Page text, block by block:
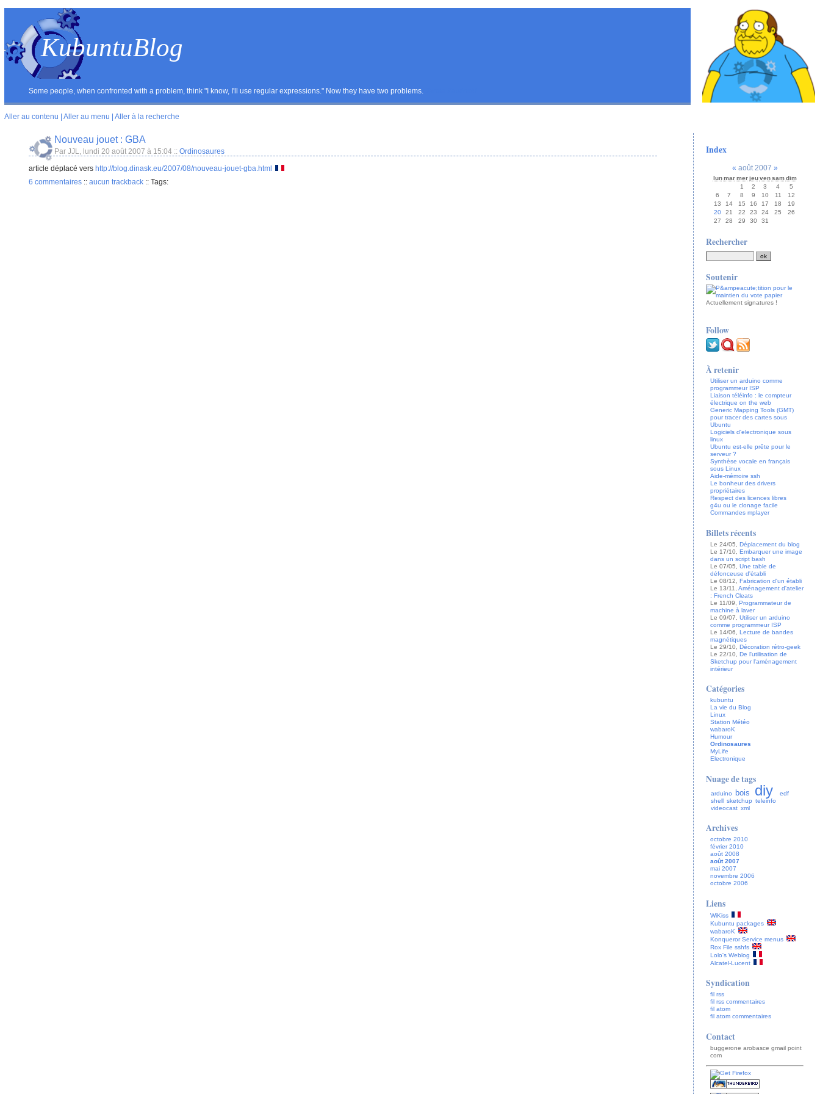
KubuntuBlog
Some people, when confronted with a problem, think "I know, I'll use regular expressions." Now they have two problems.
Aller au contenu Aller au menu Aller à la recherche
Nouveau jouet : GBA
Par JJL, lundi 20 août 2007 à 15:04 :: Ordinosaures
article déplacé vers http://blog.dinask.eu/2007/08/nouveau-jouet-gba.html
6 commentaires :: aucun trackback ::Tags:
Index
« août 2007 »
lun mar mer jeu ven sam dim
1
2 3 4
5
6
7 8 9 10 11
12
13
14 15 16 17 18
19
20
21 22 23 24 25
26
27
28 29 30 31
Rechercher
Soutenir
Actuellementsignatures !
Follow
À retenir
Utiliser un arduino comme
programmeur ISP
Liaison téléinfo : le compteur
électrique on the web
Generic Mapping Tools (GMT)
pour tracer des cartes sous
Ubuntu
Logiciels d'electronique sous
linux
Ubuntu est-elle prête pour le
serveur ?
Synthèse vocale en français
sous Linux
Aide-mémoire ssh
Le bonheur des drivers
propriétaires
Respect des licences libres
g4u ou le clonage facile
Commandes mplayer
Billets récents
Le 24/05,Déplacement du blog
Le 17/10,Embarquer une image
dans un script bash
Le 07/05,Une table de
défonceuse d'établi
Le 08/12,Fabrication d'un établi
Le 13/11,Aménagement d'atelier
: French Cleats
Le 11/09,Programmateur de
machine à laver
Le 09/07,Utiliser un arduino
comme programmeur ISP
Le 14/06,Lecture de bandes
magnétiques
Le 29/10,Décoration rétro-geek
Le 22/10,De l'utilisation de
Sketchup pour l'aménagement
intérieur
Catégories
kubuntu
La vie du Blog
Linux
Station Météo
wabaroK
Humour
Ordinosaures
MyLife
Electronique
Nuage de tags
arduino bois diy
edf
shell sketchup teleinfo
videocast xml
Archives
octobre 2010
février 2010
août 2008
août 2007
mai 2007
novembre 2006
octobre 2006
Liens
WiKiss
Kubuntu packages
wabaroK
Konqueror Service menus
Rox File sshfs
Lolo's Weblog
Alcatel-Lucent
Syndication
fil rss
fil rss commentaires
fil atom
fil atom commentaires
Contact
buggerone arobasce gmail point
com